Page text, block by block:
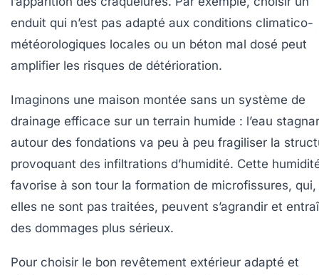
enduit qui n’est pas adapté aux conditions climatico-
météorologiques locales ou un béton mal dosé peut
amplifier les risques de détérioration.
Imaginons une maison montée sans un système de
drainage efficace sur un terrain humide : l’eau
autour des fondations va peu à peu fragiliser la
provoquant des infiltrations d’humidité. Cette
favorise à son tour la formation de microfissures, qui,
elles ne sont pas traitées, peuvent s’agrandir et
des dommages plus sérieux.
Pour choisir le bon revêtement extérieur adapté et